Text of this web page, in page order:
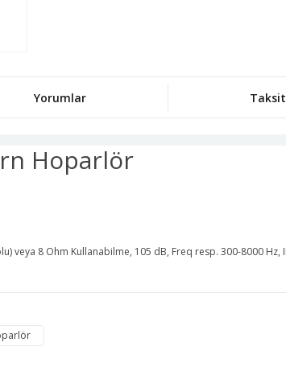
Yorumlar
Hoparlör
veya 8 Ohm Kullanabilme, 105 dB, Freq resp. 300-8000 Hz,